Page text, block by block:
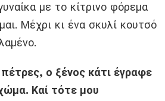
με το κίτρινο φόρεμα
Μέχρι κι ένα σκυλί κουτσό
ο ξένος κάτι έγραφε
Καί τότε μου